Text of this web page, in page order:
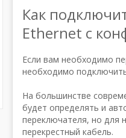
Как
Ethernet с
Если вам необходимо
необходимо
На большинстве
будет определять и
переключателя, но для
перекрестный кабель.